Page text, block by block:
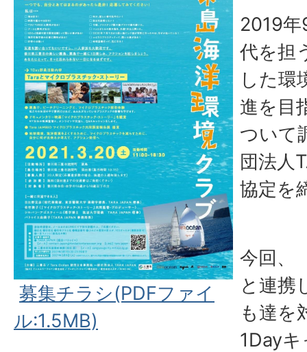
募集チラシ(PDFファイ
ル:1.5MB)
2019年
代を担
した環
進を目
ついて
団法人
協定を
今回、
と連携
も達を
1Day